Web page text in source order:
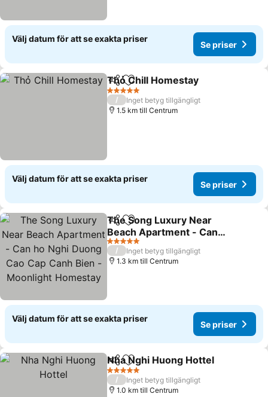
Välj datum för att se exakta priser
Se priser
Dela Lägg till i Mina Favoriter
Thỏ Chill Homestay
5 Stjärnor
/
Inget betyg tillgängligt
1.5 km till Centrum
Välj datum för att se exakta priser
Se priser
Dela Lägg till i Mina Favoriter
The Song Luxury Near
Beach Apartment - Can
ho Nghi Duong Cao Cap
Canh Bien - Moonlight
Homestay
5 Stjärnor
/
Inget betyg tillgängligt
1.3 km till Centrum
Välj datum för att se exakta priser
Se priser
Dela Lägg till i Mina Favoriter
Nha Nghi Huong Hottel
5 Stjärnor
/
Inget betyg tillgängligt
1.0 km till Centrum